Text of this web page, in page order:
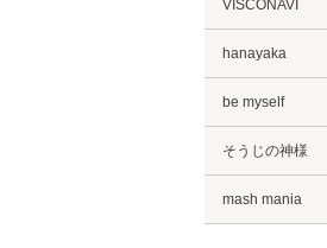
VISCONAVI
hanayaka
be myself
そうじの神様
mash mania